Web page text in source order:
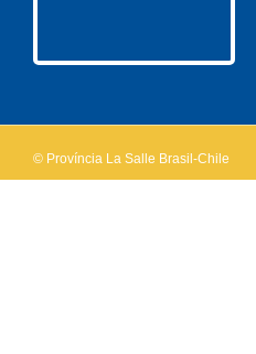
© Província La Salle Brasil-Chile